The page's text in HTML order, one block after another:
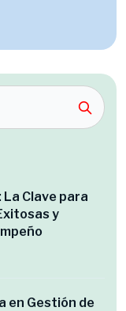
Clave para
y
en Gestión de